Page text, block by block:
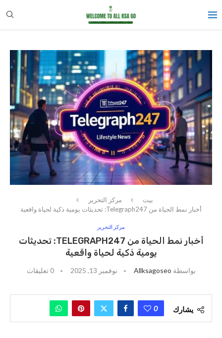
بيت
مركز التحرير
أخبار نمط الحياة من Telegraph247: تحديثات يومية ذكية لحياة واقعية
مركز التحرير
أخبار نمط الحياة من TELEGRAPH247: تحديثات
يومية ذكية لحياة واقعية
بواسطة Allksagoseo نوفمبر 13, 2025 0 تعليقات
يشارك 0